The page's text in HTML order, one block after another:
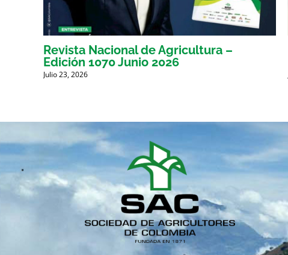
Revista Nacional de Agricultura –
Edición 1070 Junio 2026
Julio 23, 2026